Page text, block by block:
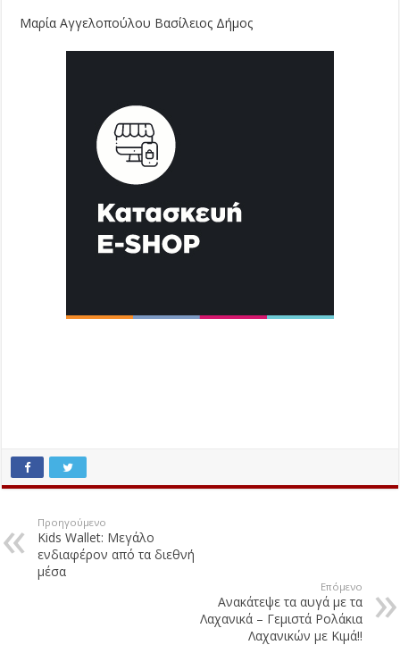
Μαρία Αγγελοπούλου Βασίλειος Δήμος
Προηγούμενο
Kids Wallet: Μεγάλο
ενδιαφέρον από τα διεθνή
μέσα
Επόμενο
Ανακάτεψε τα αυγά με τα
Λαχανικά – Γεμιστά Ρολάκια
Λαχανικών με Κιμά!!